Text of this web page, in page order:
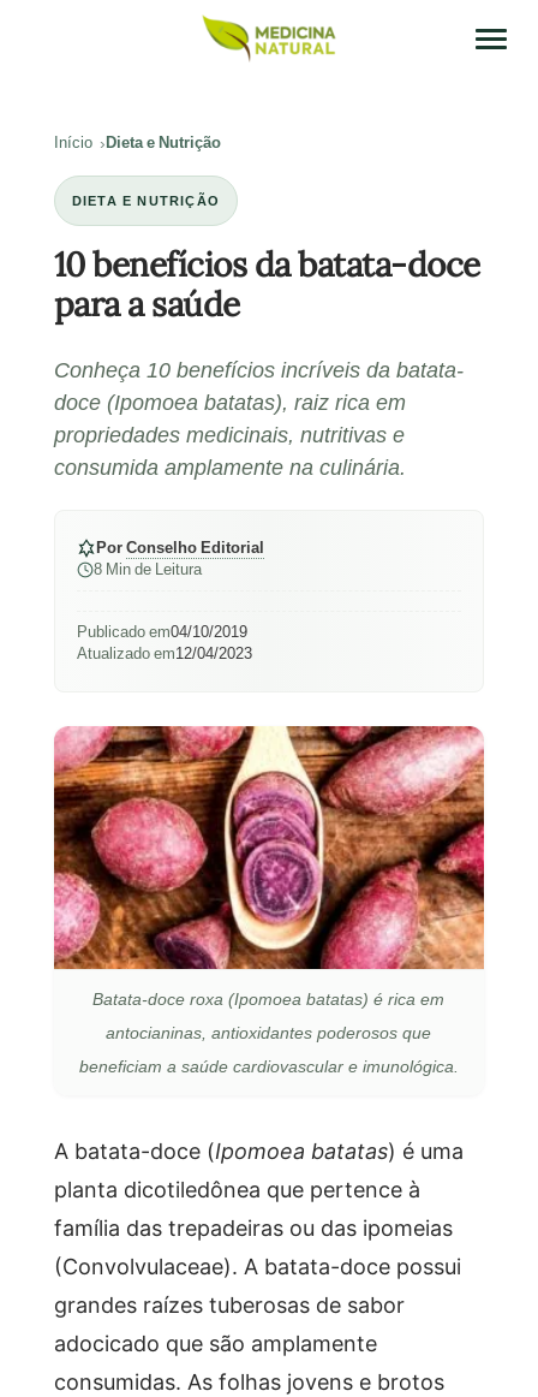
Início Dieta e Nutrição
DIETA E NUTRIÇÃO
10 benefícios da batata-doce
para a saúde
Conheça 10 benefícios incríveis da batata-
doce (Ipomoea batatas), raiz rica em
propriedades medicinais, nutritivas e
consumida amplamente na culinária.
PorConselho Editorial
8 Min de Leitura
Publicado em04/10/2019
Atualizado em12/04/2023
Batata-doce roxa (Ipomoea batatas) é rica em
antocianinas, antioxidantes poderosos que
beneficiam a saúde cardiovascular e imunológica.
A batata-doce (Ipomoea batatas) é uma
planta dicotiledônea que pertence à
família das trepadeiras ou das ipomeias
(Convolvulaceae). A batata-doce possui
grandes raízes tuberosas de sabor
adocicado que são amplamente
consumidas. As folhas jovens e brotos